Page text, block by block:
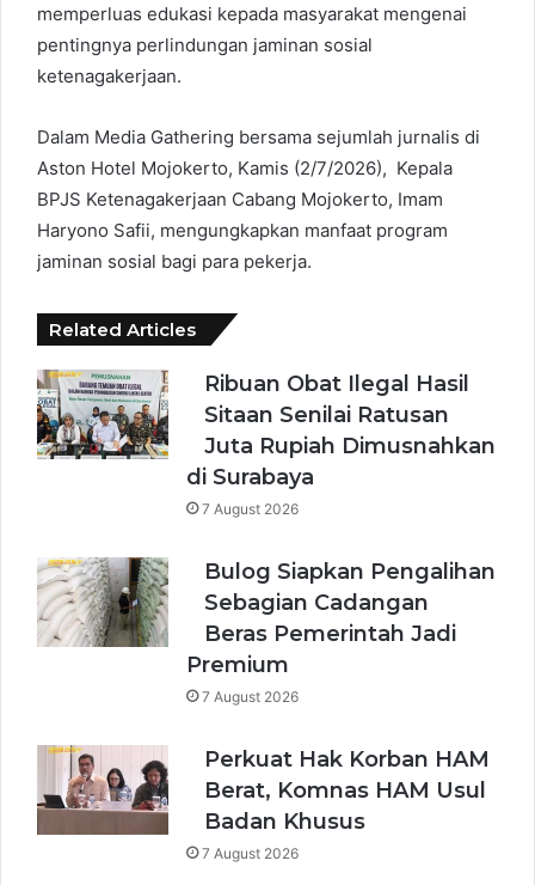
memperluas edukasi kepada masyarakat mengenai
pentingnya perlindungan jaminan sosial
ketenagakerjaan.
Dalam Media Gathering bersama sejumlah jurnalis di
Aston Hotel Mojokerto, Kamis (2/7/2026), Kepala
BPJS Ketenagakerjaan Cabang Mojokerto, Imam
Haryono Safii, mengungkapkan manfaat program
jaminan sosial bagi para pekerja.
Related Articles
Ribuan Obat Ilegal Hasil
Sitaan Senilai Ratusan
Juta Rupiah Dimusnahkan
di Surabaya
7 August 2026
Bulog Siapkan Pengalihan
Sebagian Cadangan
Beras Pemerintah Jadi
Premium
7 August 2026
Perkuat Hak Korban HAM
Berat, Komnas HAM Usul
Badan Khusus
7 August 2026